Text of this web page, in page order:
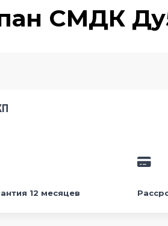
СМДК
12 месяцев